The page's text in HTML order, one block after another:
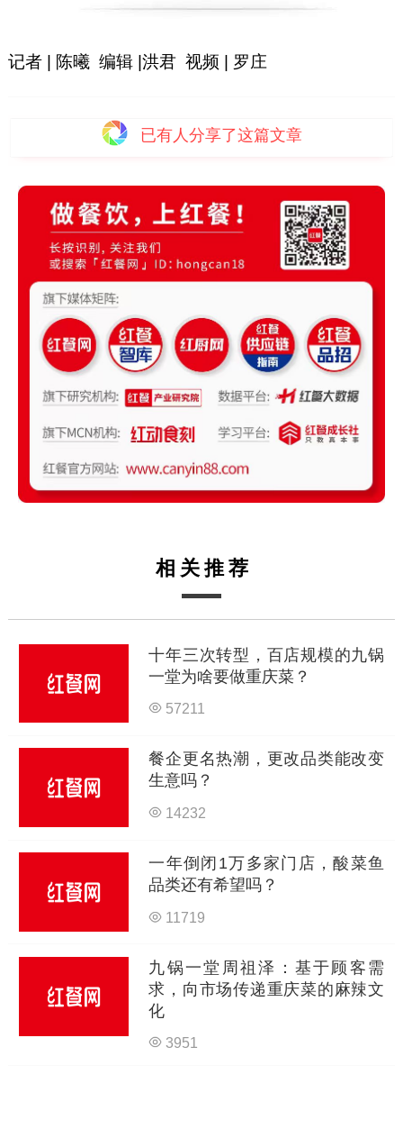
记者 | 陈曦 编辑 |洪君 视频 | 罗庄
已有 人分享了这篇文章
相关推荐
十年三次转型，百店规模的九锅
一堂为啥要做重庆菜？
57211
餐企更名热潮，更改品类能改变
生意吗？
14232
一年倒闭1万多家门店，酸菜鱼
品类还有希望吗？
11719
九锅一堂周祖泽：基于顾客需
求，向市场传递重庆菜的麻辣文
化
3951